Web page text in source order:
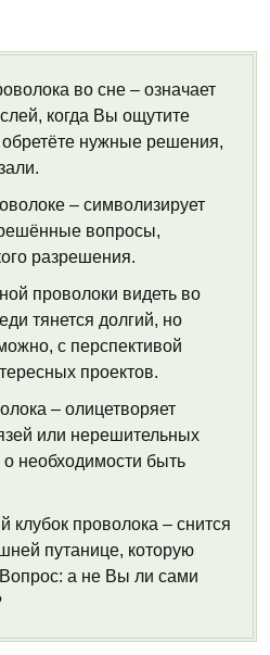
во сне – означает
когда Вы ощутите
нужные решения,
– символизирует
вопросы,
разрешения.
проволоки видеть во
тянется долгий, но
с перспективой
проектов.
– олицетворяет
или нерешительных
необходимости быть
клубок проволока – снится
путанице, которую
Вопрос: а не Вы ли сами